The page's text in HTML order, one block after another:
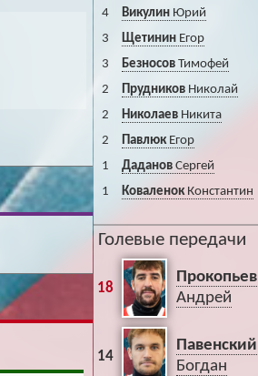
4
ВикулинЮрий
3
ЩетининЕгор
3
БезносовТимофей
2
ПрудниковНиколай
2
НиколаевНикита
2
ПавлюкЕгор
1
ДадановСергей
1
КоваленокКонстантин
Голевые передачи
18
Прокопьев
Андрей
14
Павенский
Богдан